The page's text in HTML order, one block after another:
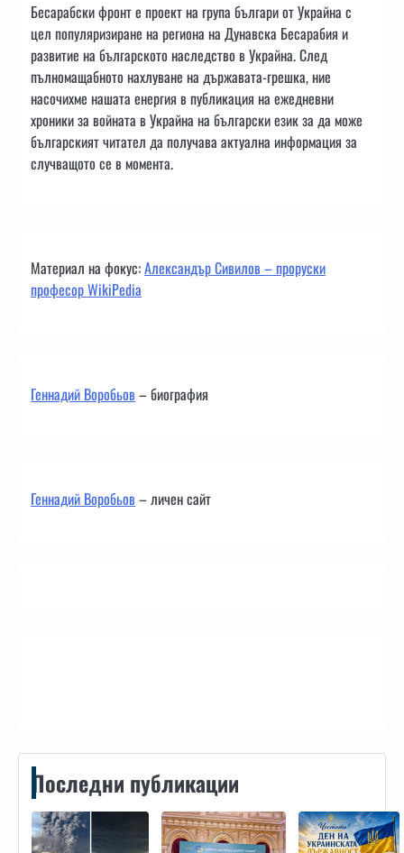
Бесарабски фронт е проект на група българи от Украйна с
цел популяризиране на региона на Дунавска Бесарабия и
развитие на българското наследство в Украйна. След
пълномащабното нахлуване на държавата-грешка, ние
насочихме нашата енергия в публикация на ежедневни
хроники за войната в Украйна на български език за да може
българският читател да получава актуална информация за
случващото се в момента.
Материал на фокус:Александър Сивилов – проруски
професор WikiPedia
Геннадий Воробьов– биография
Геннадий Воробьов– личен сайт
Последни публикации